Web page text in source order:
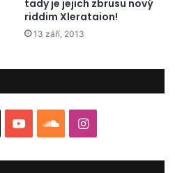
tady je jejich zbrusu nový
riddim Xlerataion!
13 září, 2013
S
I